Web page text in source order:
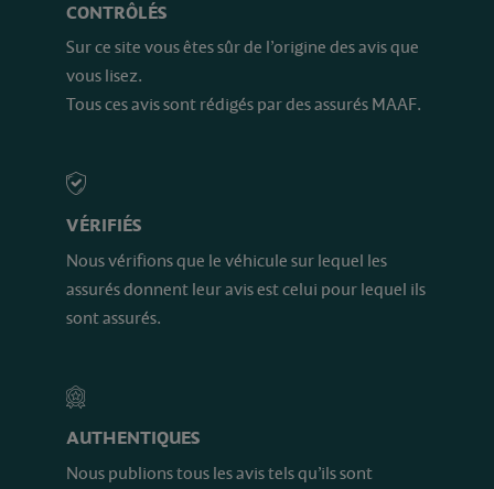
CONTRÔLÉS
Sur ce site vous êtes sûr de l’origine des avis que
vous lisez.
Tous ces avis sont rédigés par des assurés MAAF.
VÉRIFIÉS
Nous vérifions que le véhicule sur lequel les
assurés donnent leur avis est celui pour lequel ils
sont assurés.
AUTHENTIQUES
Nous publions tous les avis tels qu’ils sont